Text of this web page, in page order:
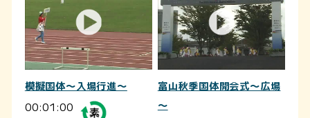
模擬国体～入場行進～
00:01:00
富山秋季国体開会式～広場
～